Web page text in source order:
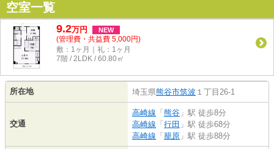
空室一覧
9.2万円 NEW
(管理費・共益費 5,000円)
敷：1ヶ月｜礼：1ヶ月
7階 / 2LDK / 60.80㎡
所在地 埼玉県熊谷市筑波 １丁目26-1
交通
高崎線 「 熊谷 」駅 徒歩8分
高崎線 「 行田 」駅 徒歩68分
高崎線 「 籠原 」駅 徒歩88分